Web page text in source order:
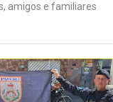
amigos e familiares